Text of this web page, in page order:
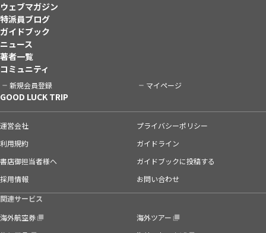
ウェブマガジン
特派員ブログ
ガイドブック
ニュース
著者一覧
コミュニティ
新規会員登録 マイページ
GOOD LUCK TRIP
運営会社
プライバシーポリシー
利用規約
ガイドライン
書店御担当者様へ
ガイドブックに投稿する
採用情報
お問い合わせ
関連サービス
海外航空券
海外ツアー